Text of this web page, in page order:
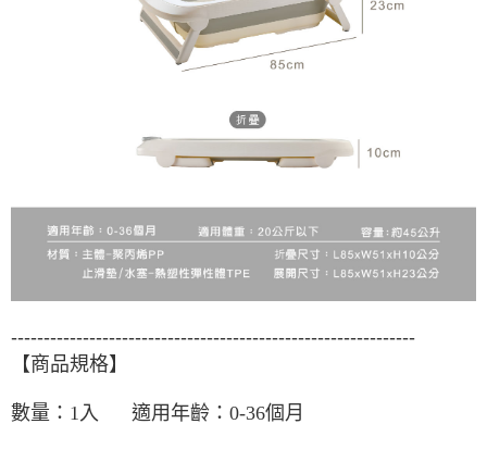
--------------------------------------------------------------
【商品規格】
數量：1入 適用年齡：0-36個月